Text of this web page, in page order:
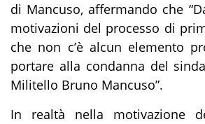
di Mancuso, affermando che “
motivazioni del processo di
che non c’è alcun elemento
portare alla condanna del
Militello Bruno Mancuso”.
In realtà nella motivazione